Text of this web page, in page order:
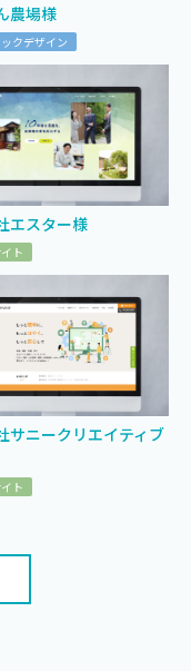
農場様
クデザイン
エスター様
ト
サニークリエイティブ
ト